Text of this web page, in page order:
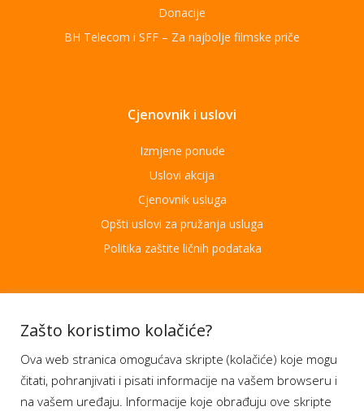
Donacije
BH Telecom i SFF – Za najbolje filmske priče
Cjenovnik i uslovi
Izmjene ponude
Uslovi akcija
Cjenovnik usluga
Opšti uslovi za pružanja usluga
Politika zaštite ličnih podataka
Aplikacije
Moj BH Telecom
Dostupnost usluga
Zašto koristimo kolačiće?
Ova web stranica omogućava skripte (kolačiće) koje mogu
čitati, pohranjivati i pisati informacije na vašem browseru i
na vašem uređaju. Informacije koje obrađuju ove skripte